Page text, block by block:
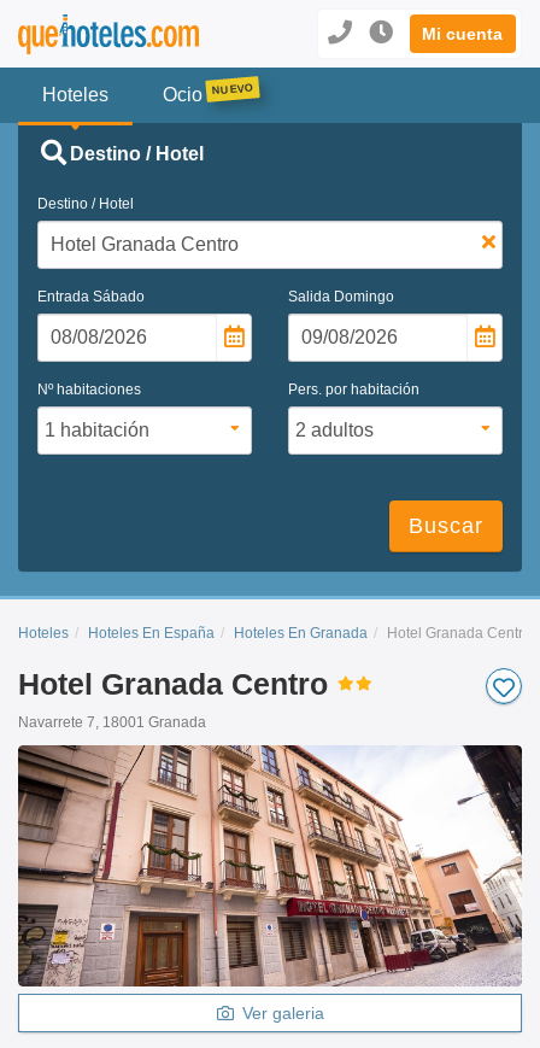
Mi cuenta
Hoteles Ocio
Destino / Hotel
Destino / Hotel
Entrada Sábado Salida Domingo
Nº habitaciones Pers. por habitación
Buscar
Hoteles Hoteles En España Hoteles En Granada Hotel Granada Centro
Hotel Granada Centro
Navarrete 7, 18001 Granada
Ver galeria